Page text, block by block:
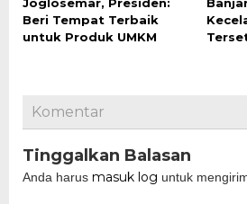
Beri Tempat Terbaik
untuk Produk UMKM
Komentar
Tinggalkan Balasan
Anda harus masuk log untuk